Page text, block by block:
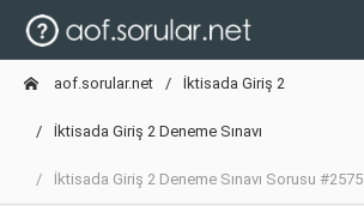
aof.sorular.net İktisada Giriş 2
İktisada Giriş 2 Deneme Sınavı
İktisada Giriş 2 Deneme Sınavı Sorusu #2575